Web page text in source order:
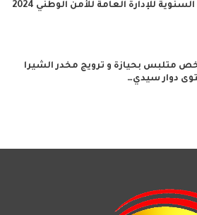
للإدارة العامة للأمن الوطني 2024
بحيازة و ترويج مخدر الشيرا
دوار سيدي…